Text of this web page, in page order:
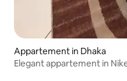
Appartement in Dhaka
Elegant appartement in